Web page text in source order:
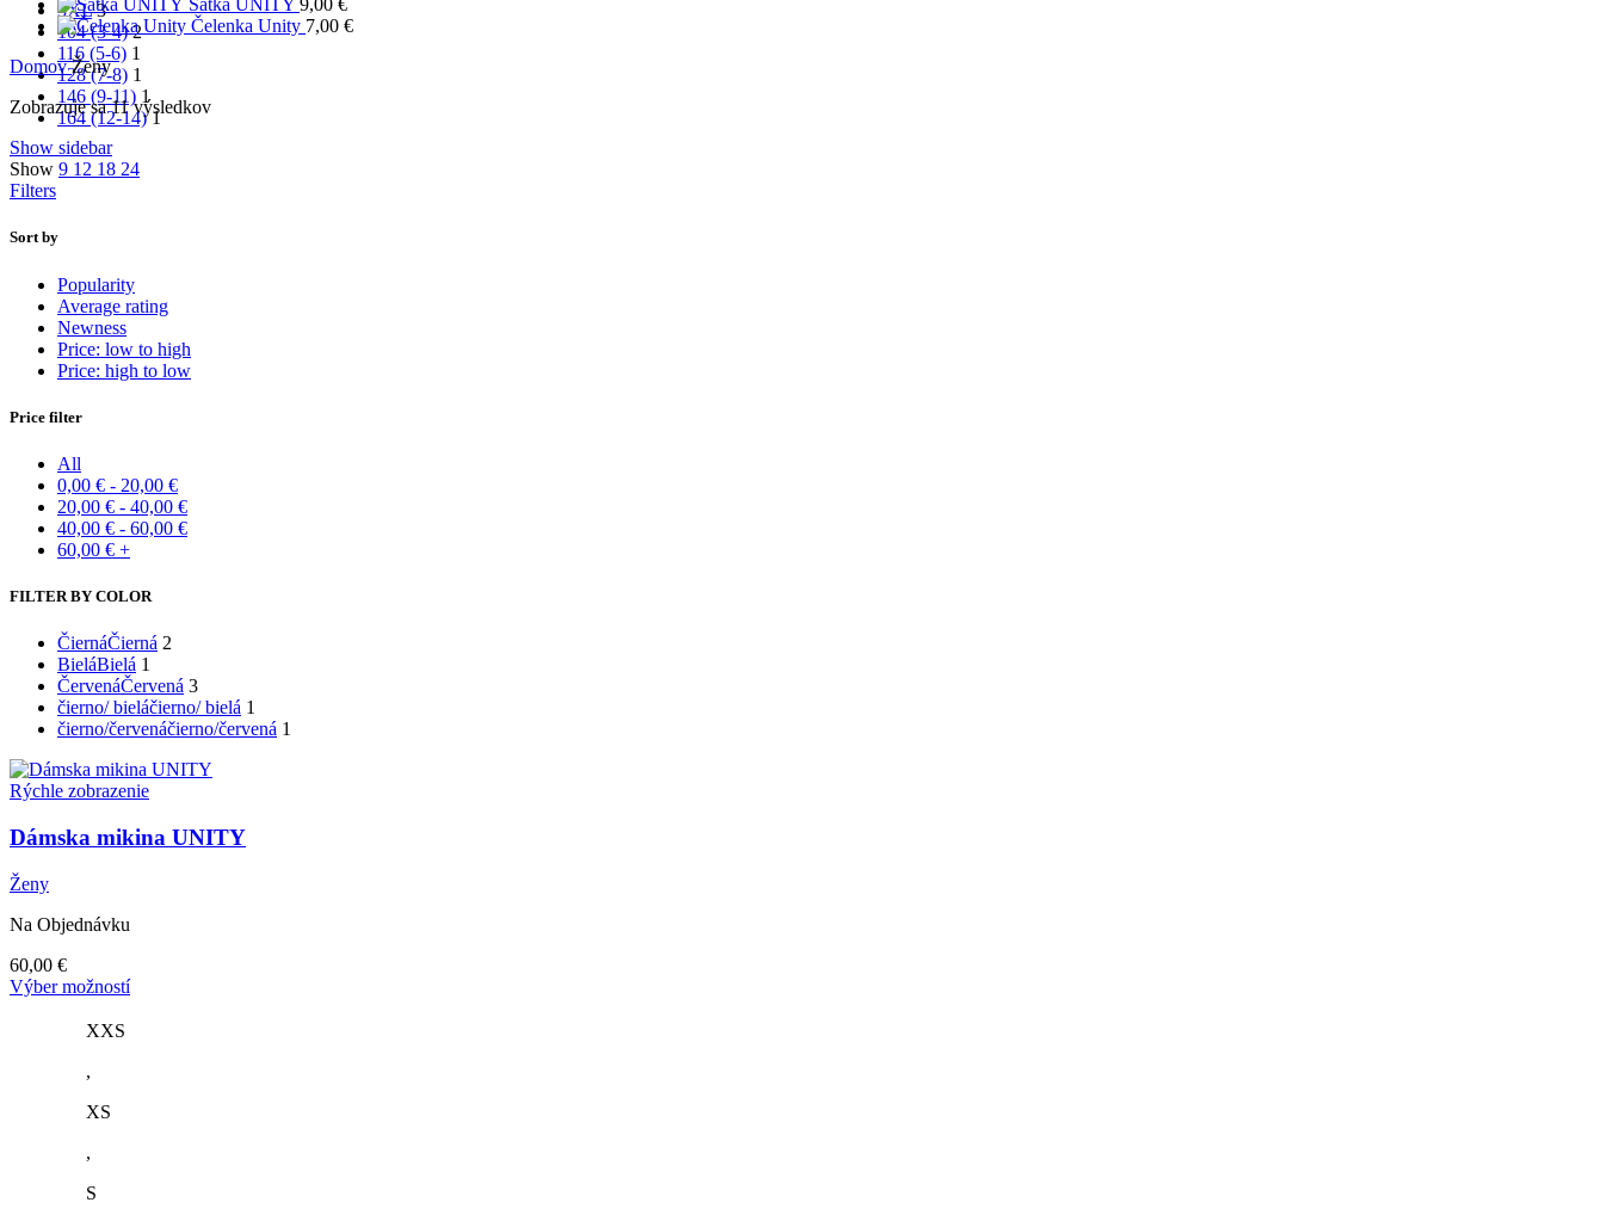
3XL 3
104 (3-4) 2
116 (5-6) 1
128 (7-8) 1
146 (9-11) 1
164 (12-14) 1
Šatka UNITY 9,00 €
Čelenka Unity 7,00 €
DomovŽeny
Zobrazuje sa 11 výsledkovZoradené
Show sidebar
Show 9 12 18 24
Filters
Sort by
Popularity
Average rating
Newness
Price: low to high
Price: high to low
Price filter
All
0,00 € - 20,00 €
20,00 € - 40,00 €
40,00 € - 60,00 €
60,00 € +
FILTER BY COLOR
ČiernáČierná 2
BieláBielá 1
ČervenáČervená 3
čierno/ bieláčierno/ bielá 1
čierno/červenáčierno/červená 1
Rýchle zobrazenie
Dámska mikina UNITY
Ženy
Na Objednávku
60,00 €
Výber možnostíTento
XXS
,
XS
,
S